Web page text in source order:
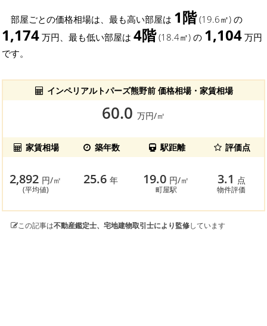
部屋ごとの価格相場は、最も高い部屋は 1階(19.6㎡) の
1,174 万円、最も低い部屋は 4階(18.4㎡) の 1,104 万円
です。
インペリアルトパーズ熊野前 価格相場・家賃相場
60.0 万円/㎡
家賃相場 築年数 駅距離 評価点
2,892 円/㎡
(平均値)
25.6年 19.0 円/㎡
町屋駅
3.1 点
物件評価
この記事は不動産鑑定士、宅地建物取引士により監修しています